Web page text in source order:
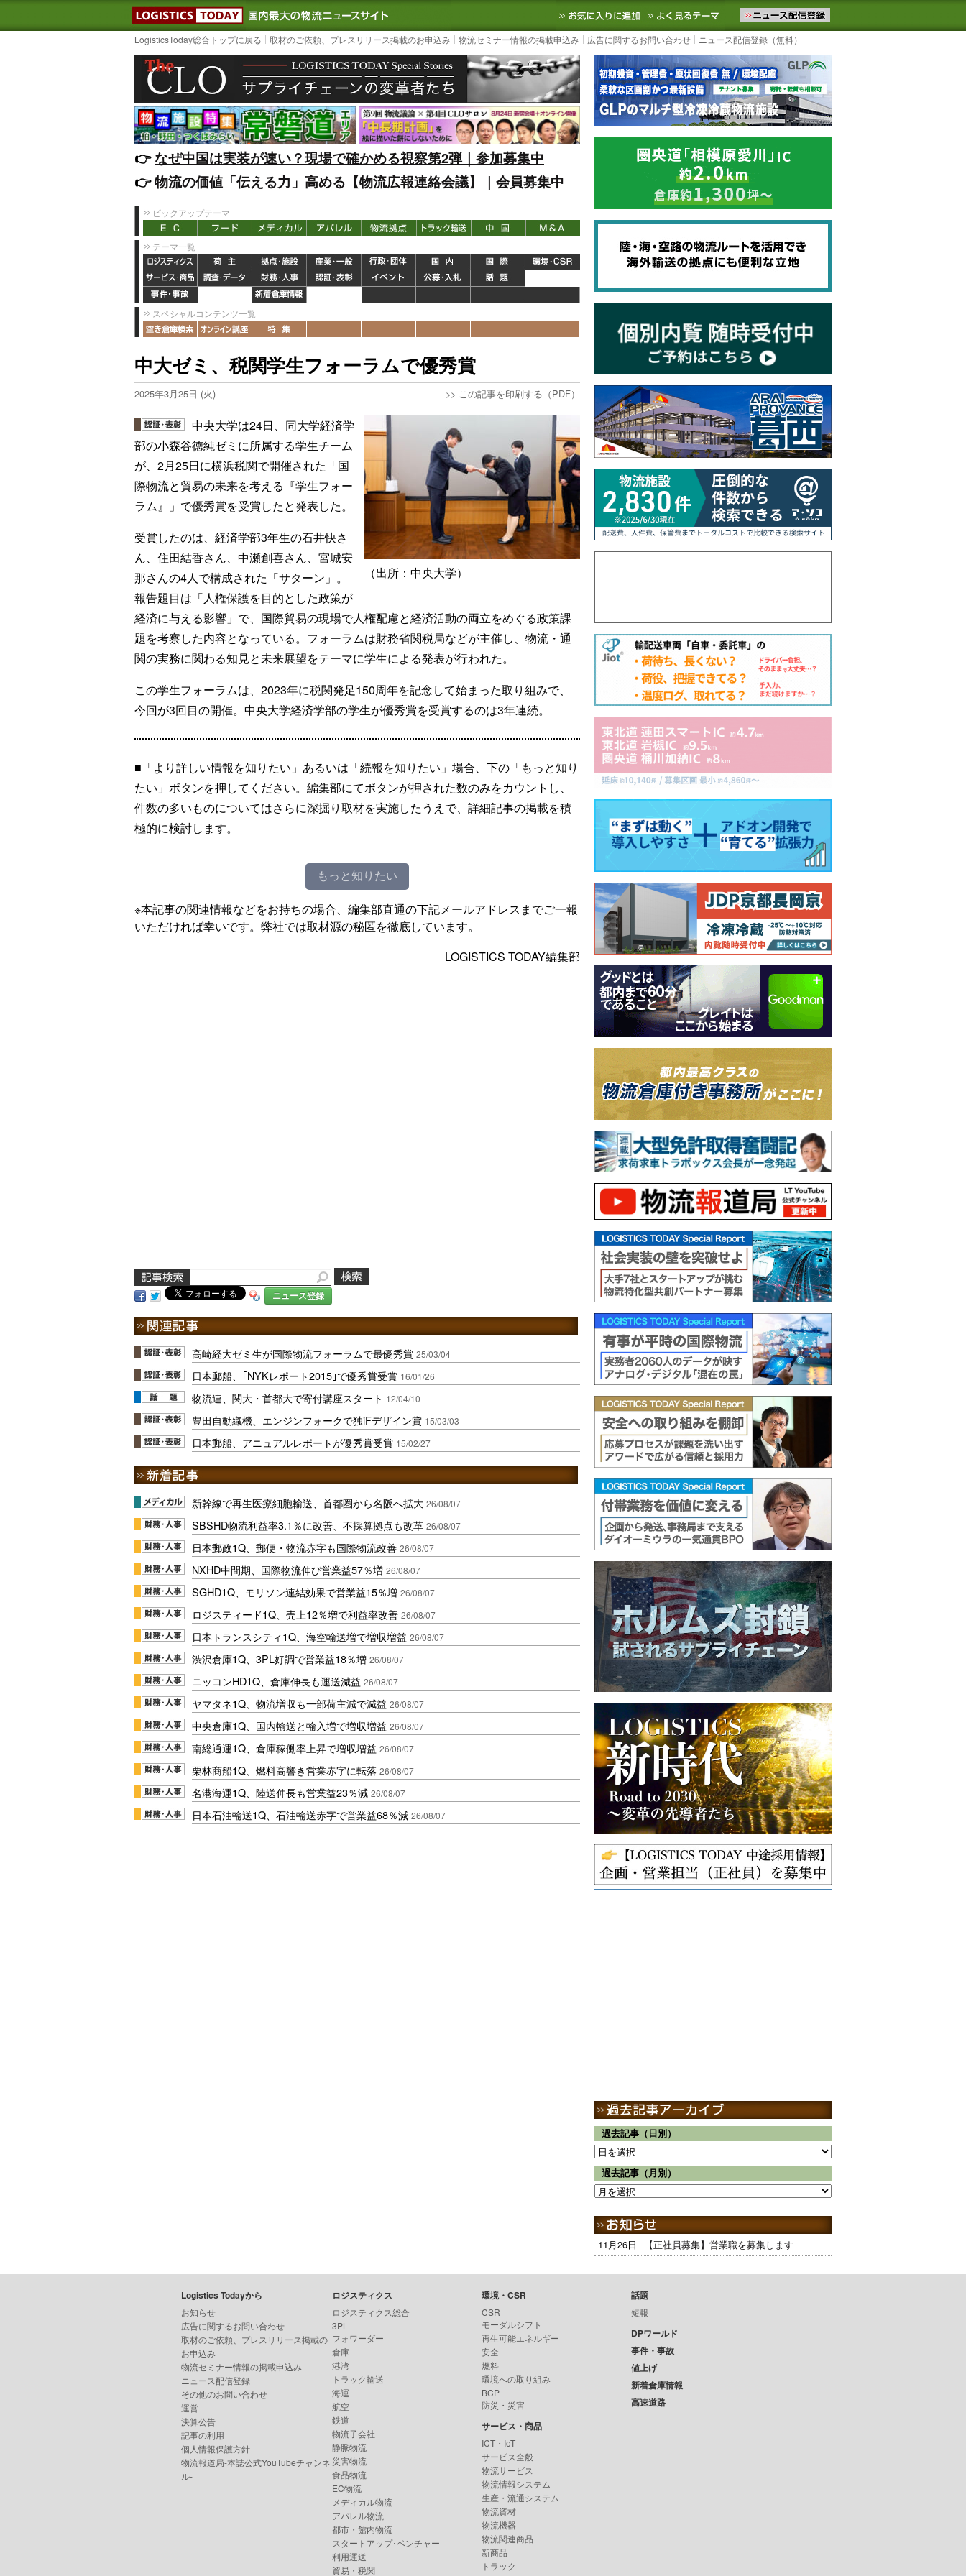
LOGISTICS TODAY｜国内最大の物流ニュースサイト3PL, SCMなど国内外の最新の物流ニュースをお届けします。物流ニュースメール配信を登録す
お気に入りに追加 よく見るテーマ
LogisticsToday総合トップに戻る 取材のご依頼、プレスリリース掲載のお申込み 物流セミナー情報の掲載申込み 広告に関するお問い合わせ ニュース配信登録（無料）
👉️なぜ中国は実装が速い？現場で確かめる視察第2弾｜参加募集中
👉️物流の価値「伝える力」高める【物流広報連絡会議】｜会員募集中
ピックアップテーマ
テーマ一覧
スペシャルコンテンツ一覧
中大ゼミ、税関学生フォーラムで優秀賞
2025年3月25日 (火) >> この記事を印刷する（PDF）
（出所：中央大学）
中央大学は24日、同大学経済学
部の小森谷徳純ゼミに所属する学生チーム
が、2月25日に横浜税関で開催された「国
際物流と貿易の未来を考える『学生フォー
ラム』」で優秀賞を受賞したと発表した。
受賞したのは、経済学部3年生の石井快さ
ん、住田結香さん、中瀬創喜さん、宮城安
那さんの4人で構成された「サターン」。
報告題目は「人権保護を目的とした政策が
経済に与える影響」で、国際貿易の現場で人権配慮と経済活動の両立をめぐる政策課
題を考察した内容となっている。フォーラムは財務省関税局などが主催し、物流・通
関の実務に関わる知見と未来展望をテーマに学生による発表が行われた。
この学生フォーラムは、2023年に税関発足150周年を記念して始まった取り組みで、
今回が3回目の開催。中央大学経済学部の学生が優秀賞を受賞するのは3年連続。
■「より詳しい情報を知りたい」あるいは「続報を知りたい」場合、下の「もっと知り
たい」ボタンを押してください。編集部にてボタンが押された数のみをカウントし、
件数の多いものについてはさらに深掘り取材を実施したうえで、詳細記事の掲載を積
極的に検討します。
もっと知りたい
※本記事の関連情報などをお持ちの場合、編集部直通の下記メールアドレスまでご一報
いただければ幸いです。弊社では取材源の秘匿を徹底しています。
LOGISTICS TODAY編集部
ニュース登録
高崎経大ゼミ生が国際物流フォーラムで最優秀賞 25/03/04
日本郵船、｢NYKレポート2015｣で優秀賞受賞 16/01/26
物流連、関大・首都大で寄付講座スタート 12/04/10
豊田自動織機、エンジンフォークで独iFデザイン賞 15/03/03
日本郵船、アニュアルレポートが優秀賞受賞 15/02/27
新幹線で再生医療細胞輸送、首都圏から名阪へ拡大 26/08/07
SBSHD物流利益率3.1％に改善、不採算拠点も改革 26/08/07
日本郵政1Q、郵便・物流赤字も国際物流改善 26/08/07
NXHD中間期、国際物流伸び営業益57％増 26/08/07
SGHD1Q、モリソン連結効果で営業益15％増 26/08/07
ロジスティード1Q、売上12％増で利益率改善 26/08/07
日本トランスシティ1Q、海空輸送増で増収増益 26/08/07
渋沢倉庫1Q、3PL好調で営業益18％増 26/08/07
ニッコンHD1Q、倉庫伸長も運送減益 26/08/07
ヤマタネ1Q、物流増収も一部荷主減で減益 26/08/07
中央倉庫1Q、国内輸送と輸入増で増収増益 26/08/07
南総通運1Q、倉庫稼働率上昇で増収増益 26/08/07
栗林商船1Q、燃料高響き営業赤字に転落 26/08/07
名港海運1Q、陸送伸長も営業益23％減 26/08/07
日本石油輸送1Q、石油輸送赤字で営業益68％減 26/08/07
過去記事（日別）
過去記事（月別）
11月26日 【正社員募集】営業職を募集します
Logistics Todayから
お知らせ
広告に関するお問い合わせ
取材のご依頼、プレスリリース掲載の
お申込み
物流セミナー情報の掲載申込み
ニュース配信登録
その他のお問い合わせ
運営
決算公告
記事の利用
個人情報保護方針
物流報道局-本誌公式YouTubeチャンネ
ル-
ロジスティクス
ロジスティクス総合
3PL
フォワーダー
倉庫
港湾
トラック輸送
海運
航空
鉄道
物流子会社
静脈物流
災害物流
食品物流
EC物流
メディカル物流
アパレル物流
都市・館内物流
スタートアップ･ベンチャー
利用運送
貿易・税関
環境・CSR
CSR
モーダルシフト
再生可能エネルギー
安全
燃料
環境への取り組み
BCP
防災・災害
サービス・商品
ICT・IoT
サービス全般
物流サービス
物流情報システム
生産・流通システム
物流資材
物流機器
物流関連商品
新商品
トラック
話題
短報
DPワールド
事件・事故
値上げ
新着倉庫情報
高速道路